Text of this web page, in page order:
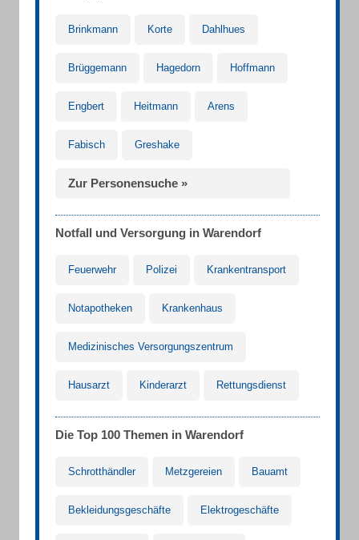
Brinkmann Korte Dahlhues
Brüggemann Hagedorn Hoffmann
Engbert Heitmann Arens
Fabisch Greshake
Zur Personensuche »
Notfall und Versorgung in Warendorf
Feuerwehr Polizei Krankentransport
Notapotheken Krankenhaus
Medizinisches Versorgungszentrum
Hausarzt Kinderarzt Rettungsdienst
Die Top 100 Themen in Warendorf
Schrotthändler Metzgereien Bauamt
Bekleidungsgeschäfte Elektrogeschäfte